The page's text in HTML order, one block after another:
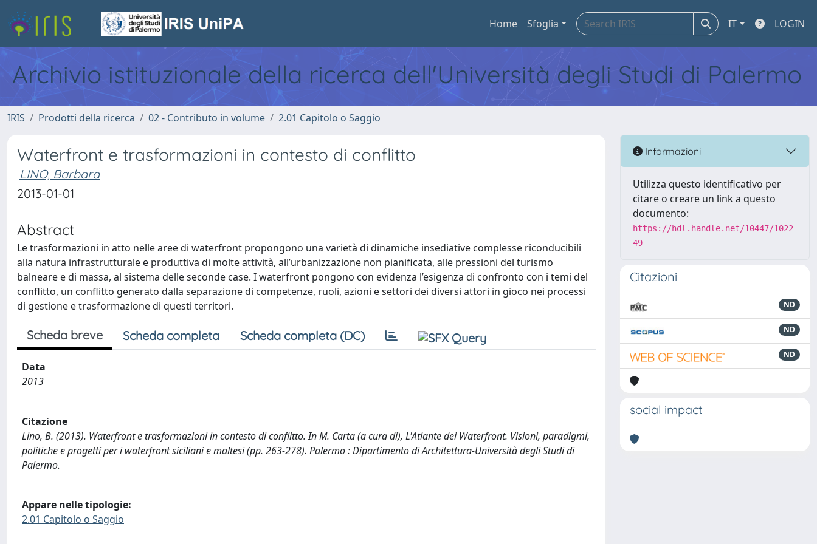
Home Sfoglia IT LOGIN
Archivio istituzionale della ricerca dell'Università degli Studi di Palermo
IRIS Prodotti della ricerca 02 - Contributo in volume 2.01 Capitolo o Saggio
Waterfront e trasformazioni in contesto di conflitto
LINO, Barbara
2013-01-01
Abstract
Le trasformazioni in atto nelle aree di waterfront propongono una varietà di dinamiche insediative complesse riconducibili
alla natura infrastrutturale e produttiva di molte attività, all’urbanizzazione non pianificata, alle pressioni del turismo
balneare e di massa, al sistema delle seconde case. I waterfront pongono con evidenza l’esigenza di confronto con i temi del
conflitto, un conflitto generato dalla separazione di competenze, ruoli, azioni e settori dei diversi attori in gioco nei processi
di gestione e trasformazione di questi territori.
Scheda breve Scheda completa Scheda completa (DC)
Data
2013
Citazione
Lino, B. (2013). Waterfront e trasformazioni in contesto di conflitto. In M. Carta (a cura di), L'Atlante dei Waterfront. Visioni, paradigmi,
politiche e progetti per i waterfront siciliani e maltesi (pp. 263-278). Palermo : Dipartimento di Architettura-Università degli Studi di
Palermo.
Appare nelle tipologie:
2.01 Capitolo o Saggio
Informazioni
Utilizza questo identificativo per
citare o creare un link a questo
documento:
https://hdl.handle.net/10447/1022
49
Citazioni
ND
ND
ND
social impact